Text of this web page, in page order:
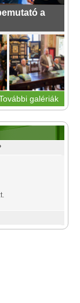
a
galériák